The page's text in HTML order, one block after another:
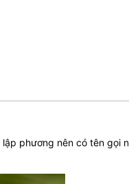
phương nên có tên gọi